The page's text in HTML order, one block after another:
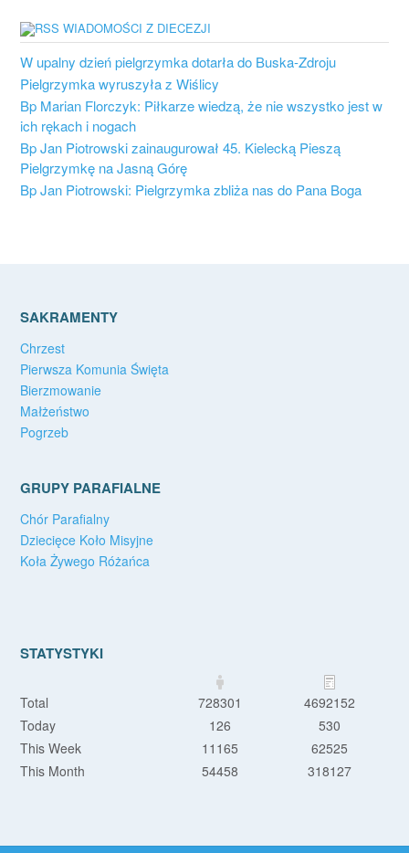
WIADOMOŚCI Z DIECEZJI
W upalny dzień pielgrzymka dotarła do Buska-Zdroju
Pielgrzymka wyruszyła z Wiślicy
Bp Marian Florczyk: Piłkarze wiedzą, że nie wszystko jest w
ich rękach i nogach
Bp Jan Piotrowski zainaugurował 45. Kielecką Pieszą
Pielgrzymkę na Jasną Górę
Bp Jan Piotrowski: Pielgrzymka zbliża nas do Pana Boga
SAKRAMENTY
Chrzest
Pierwsza Komunia Święta
Bierzmowanie
Małżeństwo
Pogrzeb
GRUPY PARAFIALNE
Chór Parafialny
Dziecięce Koło Misyjne
Koła Żywego Różańca
STATYSTYKI
Total 728301
4692152
Today
126
530
This Week
11165
62525
This Month
54458 318127